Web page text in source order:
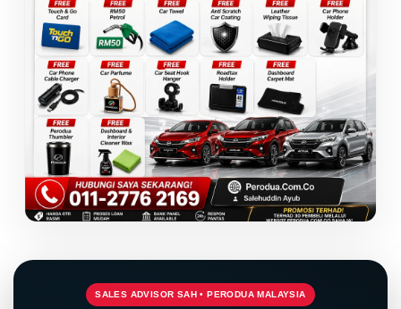
SALES ADVISOR SAH • PERODUA MALAYSIA